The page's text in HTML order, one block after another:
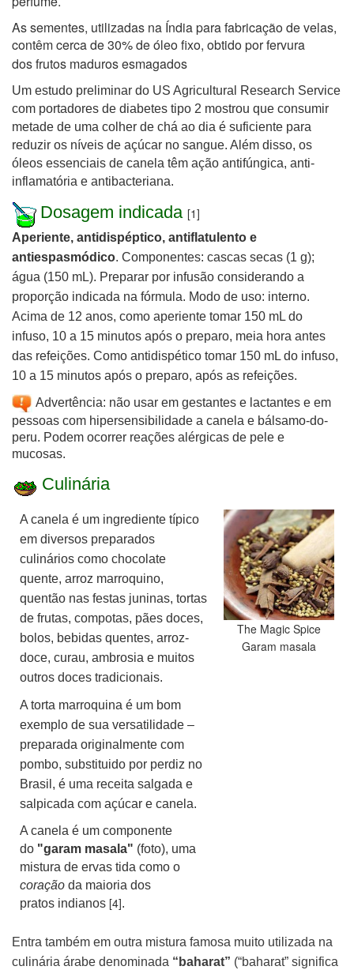
As sementes, utilizadas na Índia para fabricação de velas,
contêm cerca de 30% de óleo fixo, obtido por fervura
dosfrutos maduros esmagados
Um estudo preliminar do US Agricultural Research Service
com portadores de diabetes tipo 2 mostrou que consumir
metade de uma colher de chá ao dia é suficiente para
reduzir os níveis de açúcar no sangue. Além disso, os
óleos essenciais de canela têm ação antifúngica, anti-
inflamatória e antibacteriana.
Dosagem indicada [1]
Aperiente, antidispéptico, antiflatulento e
antiespasmódico. Componentes: cascas secas (1 g);
água (150 mL). Preparar por infusão considerando a
proporção indicada na fórmula. Modo de uso: interno.
Acima de 12 anos, como aperiente tomar 150 mL do
infuso, 10 a 15 minutos após o preparo, meia hora antes
das refeições. Como antidispético tomar 150 mL do infuso,
10 a 15 minutos após o preparo, após as refeições.
Advertência: não usar em gestantes e lactantes e em
pessoas com hipersensibilidade a canela e bálsamo-do-
peru. Podem ocorrer reações alérgicas de pele e
mucosas.
Culinária
A canela é um ingrediente típico
em diversos preparados
culinários como chocolate
quente, arroz marroquino,
quentão nas festas juninas, tortas
de frutas, compotas, pães doces,
bolos, bebidas quentes, arroz-
doce, curau, ambrosia e muitos
outros doces tradicionais.
A torta marroquina é um bom
exemplo de sua versatilidade –
preparada originalmente com
pombo, substituido por perdiz no
Brasil, é uma receita salgada e
salpicada com açúcar e canela.
A canela é um componente
do "garam masala" (foto), uma
mistura de ervas tida como o
coração da maioria dos
pratos indianos [4].
The Magic Spice
Garam masala
Entra também em outra mistura famosa muito utilizada na
culinária árabe denominada “baharat” (“baharat” significa